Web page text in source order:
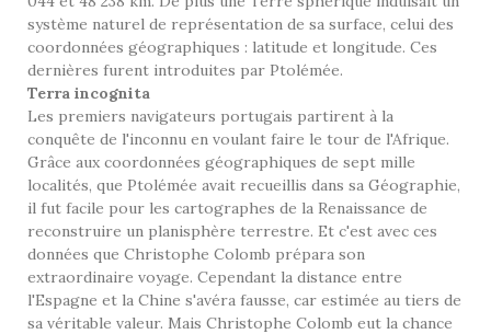
système naturel de représentation de sa surface, celui des
coordonnées géographiques : latitude et longitude. Ces
dernières furent introduites par Ptolémée.
Terra incognita
Les premiers navigateurs portugais partirent à la
conquête de l'inconnu en voulant faire le tour de l'Afrique.
Grâce aux coordonnées géographiques de sept mille
localités, que Ptolémée avait recueillis dans sa Géographie,
il fut facile pour les cartographes de la Renaissance de
reconstruire un planisphère terrestre. Et c'est avec ces
données que Christophe Colomb prépara son
extraordinaire voyage. Cependant la distance entre
l'Espagne et la Chine s'avéra fausse, car estimée au tiers de
sa véritable valeur. Mais Christophe Colomb eut la chance